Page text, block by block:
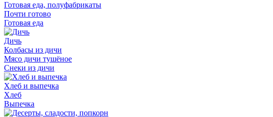
Готовая еда, полуфабрикаты
Почти готово
Готовая еда
Дичь
Колбасы из дичи
Мясо дичи тушёное
Снеки из дичи
Хлеб и выпечка
Хлеб
Выпечка